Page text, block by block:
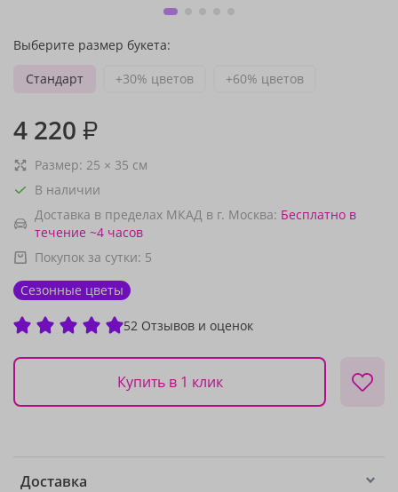
Выберите размер букета:
Стандарт
+30% цветов +60% цветов
4 220 ₽
Размер: 25 × 35 см
В наличии
Доставка в пределах МКАД в г. Москва: Бесплатно в
течение ~4 часов
Покупок за сутки: 5
Сезонные цветы
52 Отзывов и оценок
Купить в 1 клик
Доставка